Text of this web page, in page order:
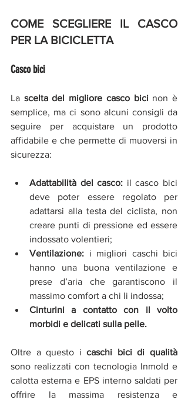
COME SCEGLIERE IL CASCO
PER LA BICICLETTA
Casco bici
La scelta del migliore casco bici non è
semplice, ma ci sono alcuni consigli da
seguire per acquistare un prodotto
affidabile e che permette di muoversi in
sicurezza:
Adattabilità del casco: il casco bici
deve poter essere regolato per
adattarsi alla testa del ciclista, non
creare punti di pressione ed essere
indossato volentieri;
Ventilazione: i migliori caschi bici
hanno una buona ventilazione e
prese d’aria che garantiscono il
massimo comfort a chi li indossa;
Cinturini a contatto con il volto
morbidi e delicati sulla pelle.
Oltre a questo i caschi bici di qualità
sono realizzati con tecnologia Inmold e
calotta esterna e EPS interno saldati per
offrire la massima resistenza e